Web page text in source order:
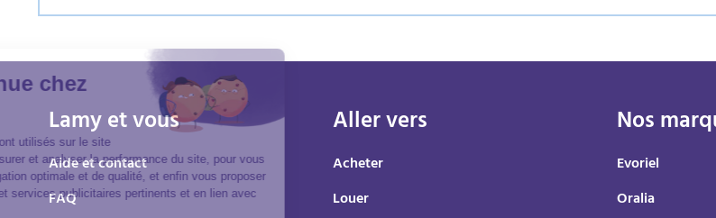
Lamy et vous
Aide et contact
FAQ
Aller vers
Acheter
Louer
Nos
Evoriel
Oralia